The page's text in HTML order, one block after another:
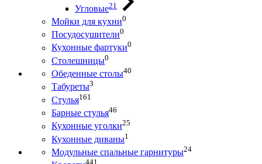
Угловые21
Мойки для кухни0
Посудосушители0
Кухонные фартуки0
Столешницы0
Обеденные столы40
Табуреты3
Стулья161
Барные стулья46
Кухонные уголки25
Кухонные диваны1
Модульные спальные гарнитуры24
441